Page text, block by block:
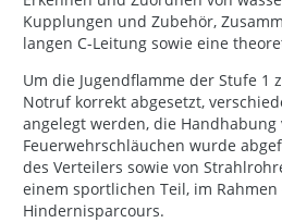
Kupplungen und Zubehör,
langen C-Leitung sowie eine
Um die Jugendflamme der Stufe 1
Notruf korrekt abgesetzt,
angelegt werden, die Handhabung
Feuerwehrschläuchen wurde
des Verteilers sowie von
einem sportlichen Teil, im Rahmen
Hindernisparcours.